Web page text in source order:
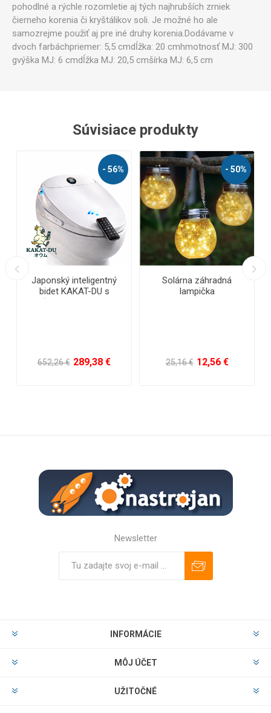
pohodlné a rýchle rozomletie aj tých najhrubších zrniek
čierneho korenia či kryštálikov soli. Je možné ho ale
samozrejme použiť aj pre iné druhy korenia.Dodávame v
dvoch farbáchpriemer: 5,5 cmdĺžka: 20 cmhmotnosť MJ: 300
gvýška MJ: 6 cmdĺžka MJ: 20,5 cmšírka MJ: 6,5 cm
Súvisiace produkty
- 56%
Japonský inteligentný
bidet KAKAT-DU s
diaľkovým ovládaním,
652,26 € 289,38 €
- 50%
Solárna záhradná
lampička
25,16 € 12,56 €
Newsletter
INFORMÁCIE
MÔJ ÚČET
UŽITOČNÉ